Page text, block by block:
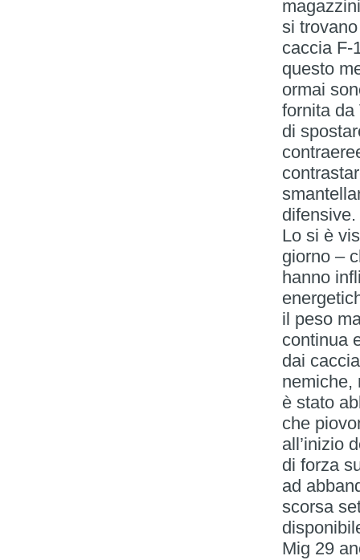
si
caccia F-
questo
ormai
fornita da
di
Lo si è
giorno –
hanno
il peso
continua
dai
nemiche,
è stato
che
all’inizio
di forza
ad
scorsa
Mig 29